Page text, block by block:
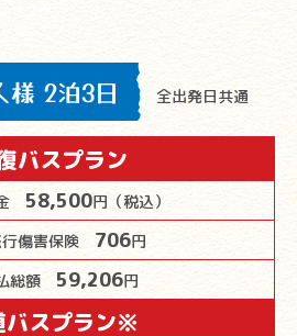
様 2泊3日 全出発日共通
バスプラン
58,500円（税込）
行傷害保険 706円
総額 59,206円
バスプラン※